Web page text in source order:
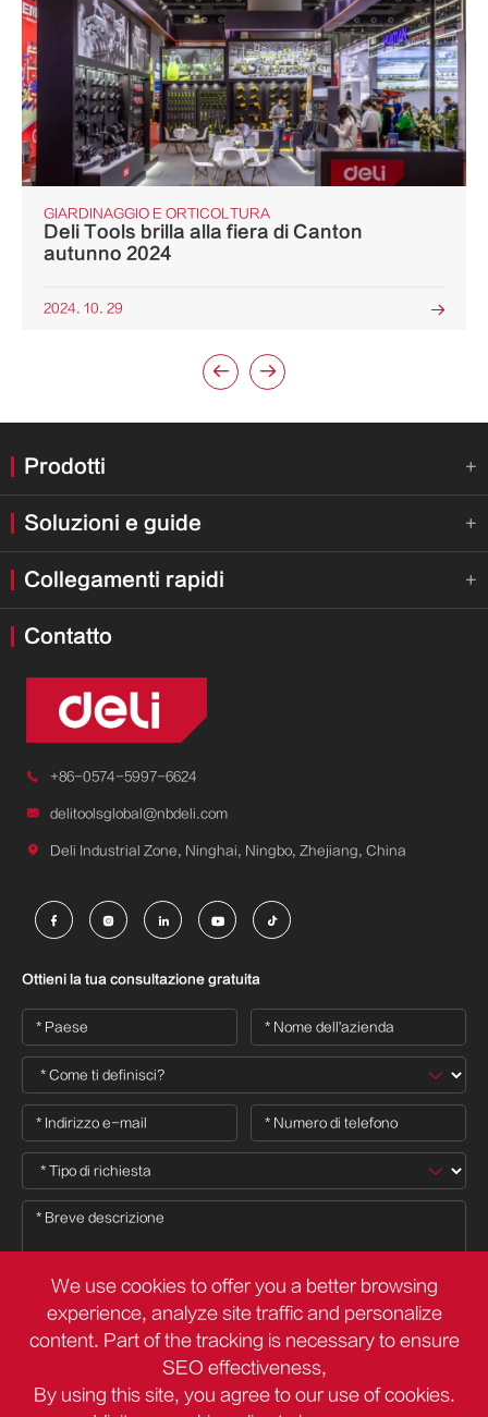
GIARDINAGGIO E ORTICOLTURA
Deli Tools brilla alla fiera di Canton
autunno 2024
2024. 10. 29 
 
Prodotti 
Soluzioni e guide 
Collegamenti rapidi 
Contatto
 +86-0574-5997-6624
 delitoolsglobal@nbdeli.com
 Deli Industrial Zone, Ninghai, Ningbo, Zhejiang, China
    
Ottieni la tua consultazione gratuita
We use cookies to offer you a better browsing
experience, analyze site traffic and personalize
content. Part of the tracking is necessary to ensure
SEO effectiveness,
By using this site, you agree to our use of cookies.